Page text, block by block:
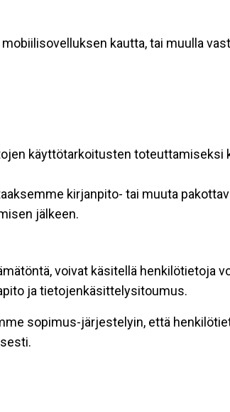
kautta, tai muulla
käyttötarkoitusten toteuttamiseksi
kirjanpito- tai muuta
jälkeen.
voivat käsitellä henkilötietoja
ja tietojenkäsittelysitoumus.
sopimus-järjestelyin, että